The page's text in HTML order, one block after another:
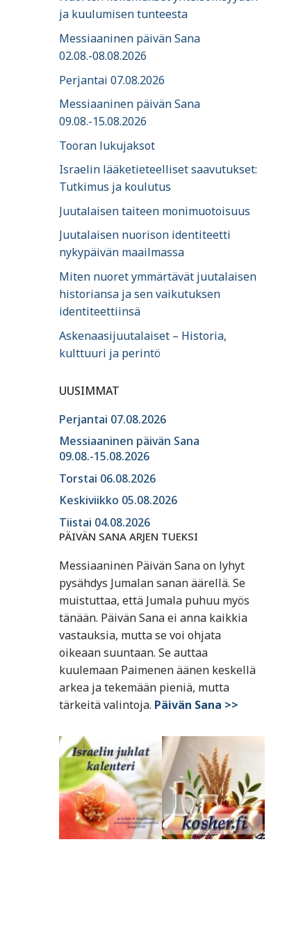
ja kuulumisen tunteesta
Messiaaninen päivän Sana
02.08.-08.08.2026
Perjantai 07.08.2026
Messiaaninen päivän Sana
09.08.-15.08.2026
Tooran lukujaksot
Israelin lääketieteelliset saavutukset:
Tutkimus ja koulutus
Juutalaisen taiteen monimuotoisuus
Juutalaisen nuorison identiteetti
nykypäivän maailmassa
Miten nuoret ymmärtävät juutalaisen
historiansa ja sen vaikutuksen
identiteettiinsä
Askenaasijuutalaiset – Historia,
kulttuuri ja perintö
UUSIMMAT
Perjantai 07.08.2026
Messiaaninen päivän Sana
09.08.-15.08.2026
Torstai 06.08.2026
Keskiviikko 05.08.2026
Tiistai 04.08.2026
PÄIVÄN SANA ARJEN TUEKSI
Messiaaninen Päivän Sana on lyhyt
pysähdys Jumalan sanan äärellä. Se
muistuttaa, että Jumala puhuu myös
tänään. Päivän Sana ei anna kaikkia
vastauksia, mutta se voi ohjata
oikeaan suuntaan. Se auttaa
kuulemaan Paimenen äänen keskellä
arkea ja tekemään pieniä, mutta
tärkeitä valintoja. Päivän Sana >>